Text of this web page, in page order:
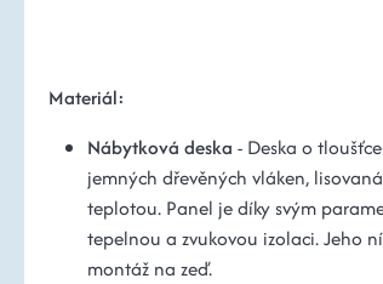
Materiál:
Nábytková deska - Deska o
jemných dřevěných vláken,
teplotou. Panel je díky svým
tepelnou a zvukovou izolaci. Jeho
montáž na zeď.